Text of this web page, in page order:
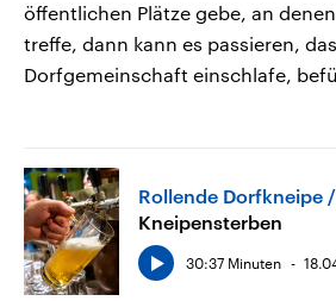
öffentlichen Plätze gebe, an
treffe, dann kann es passieren,
Dorfgemeinschaft einschlafe,
Rollende Dorfkneipe
Kneipensterben
30:37 Minuten